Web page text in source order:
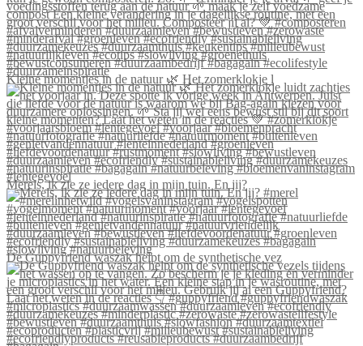
Kleine momentjes in de natuur 🌿 Het zomerklokje l
Merels, ik zie ze iedere dag in mijn tuin. En jij?
De Guppyfriend waszak helpt om de synthetische vez